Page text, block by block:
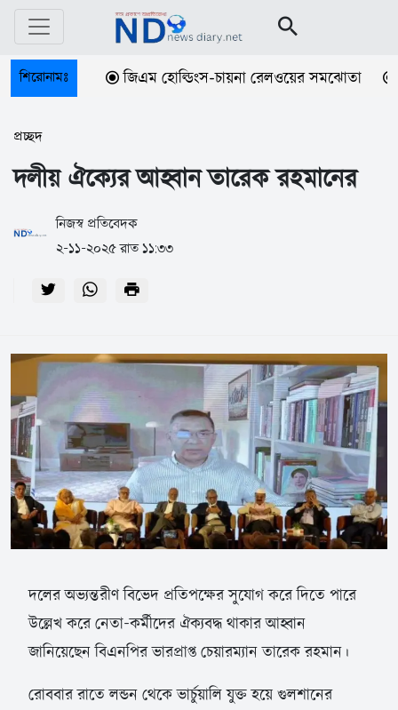
শিরোনামঃ জিএম হোল্ডিংস-চায়না রেলওয়ের সমঝোতা
প্রচ্ছদ
দলীয় ঐক্যের আহ্বান তারেক রহমানের
নিজস্ব প্রতিবেদক
২-১১-২০২৫ রাত ১১:৩৩
দলের অভ্যন্তরীণ বিভেদ প্রতিপক্ষের সুযোগ করে দিতে পারে
উল্লেখ করে নেতা-কর্মীদের ঐক্যবদ্ধ থাকার আহ্বান
জানিয়েছেন বিএনপির ভারপ্রাপ্ত চেয়ারম্যান তারেক রহমান।
রোববার রাতে লন্ডন থেকে ভার্চুয়ালি যুক্ত হয়ে গুলশানের